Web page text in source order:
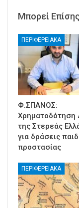
Μπορεί
ΠΕΡΙΦΕΡΕΙΑΚΑ
Φ.ΣΠΑΝΟΣ:
Χρηματοδότηση
της Στερεάς
για δράσεις
προστασίας
ΠΕΡΙΦΕΡΕΙΑΚΑ